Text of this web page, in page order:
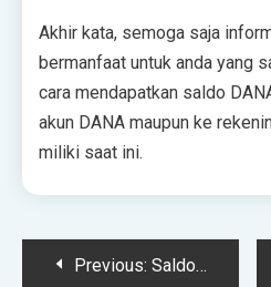
Akhir kata, semoga saja
bermanfaat untuk anda yang
cara mendapatkan saldo
akun DANA maupun ke
miliki saat ini.
PostPrevious: Saldo DANA Gratis Dari Pemerintah 2022